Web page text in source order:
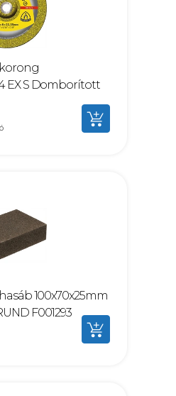
EX S Domborított
100x70x25mm
F001293